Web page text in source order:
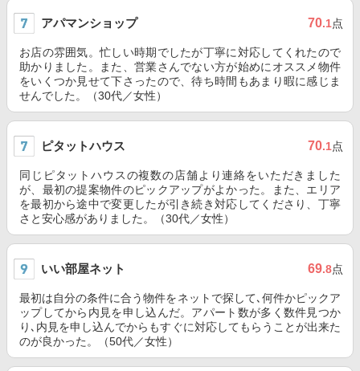
アパマンショップ 70.1点
お店の雰囲気。忙しい時期でしたが丁寧に対応してくれたので
助かりました。また、営業さんでない方が始めにオススメ物件
をいくつか見せて下さったので、待ち時間もあまり暇に感じま
せんでした。（30代／女性）
ピタットハウス 70.1点
同じピタットハウスの複数の店舗より連絡をいただきました
が、最初の提案物件のピックアップがよかった。また、エリア
を最初から途中で変更したが引き続き対応してくださり、丁寧
さと安心感がありました。（30代／女性）
いい部屋ネット 69.8点
最初は自分の条件に合う物件をネットで探して､何件かピックア
ップしてから内見を申し込んだ。アパート数が多く数件見つか
り､内見を申し込んでからもすぐに対応してもらうことが出来た
のが良かった。（50代／女性）